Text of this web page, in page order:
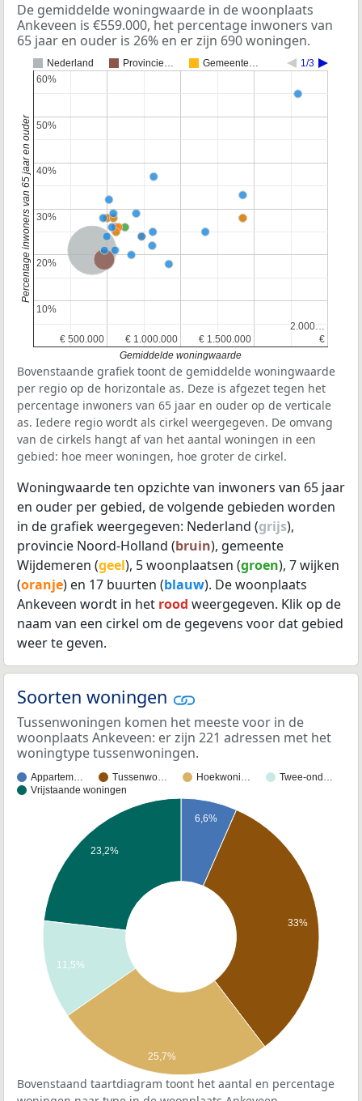
De gemiddelde woningwaarde in de woonplaats
Ankeveen is €559.000, het percentage inwoners van
65 jaar en ouder is 26% en er zijn 690 woningen.
Nederland Provincie… Gemeente… 1/3
Nederland
Provincie Noord-Holland
€ 500.000
€ 500.000 € 1.000.000
€ 1.000.000 € 1.500.000
€ 1.500.000 €
€
2.000…
2.000…
10%
10%
20%
20%
30%
30%
40%
40%
50%
50%
60%
60%
Gemiddelde woningwaarde
Percentage inwoners van 65 jaar en ouder
Bovenstaande grafiek toont de gemiddelde woningwaarde
per regio op de horizontale as. Deze is afgezet tegen het
percentage inwoners van 65 jaar en ouder op de verticale
as. Iedere regio wordt als cirkel weergegeven. De omvang
van de cirkels hangt af van het aantal woningen in een
gebied: hoe meer woningen, hoe groter de cirkel.
Woningwaarde ten opzichte van inwoners van 65 jaar
en ouder per gebied, de volgende gebieden worden
in de grafiek weergegeven: Nederland (grijs),
provincie Noord-Holland (bruin), gemeente
Wijdemeren (geel), 5 woonplaatsen (groen), 7 wijken
(oranje) en 17 buurten (blauw). De woonplaats
Ankeveen wordt in het rood weergegeven. Klik op de
naam van een cirkel om de gegevens voor dat gebied
weer te geven.
Soorten woningen
Tussenwoningen komen het meeste voor in de
woonplaats Ankeveen: er zijn 221 adressen met het
woningtype tussenwoningen.
Appartem… Tussenwo… Hoekwoni…
Twee-ond…
Vrijstaande woningen
6,6%
33%
23,2%
11,5%
25,7%
Bovenstaand taartdiagram toont het aantal en percentage